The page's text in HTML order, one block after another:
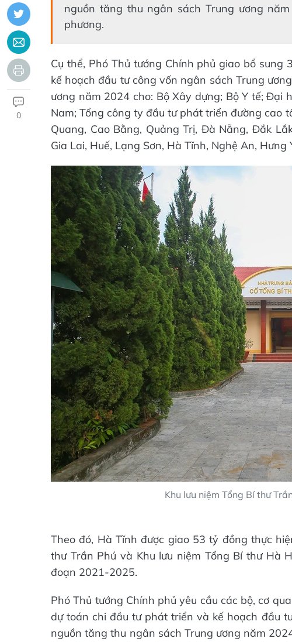
0
nguồn tăng thu ngân sách Trung ương
phương.
Cụ thể, Phó Thủ tướng Chính phủ giao bổ
kế hoạch đầu tư công vốn ngân sách Trung
ương năm 2024 cho: Bộ Xây dựng; Bộ Y tế; Đại
Nam; Tổng công ty đầu tư phát triển đường cao
Quang, Cao Bằng, Quảng Trị, Đà Nẵng, Đắk
Gia Lai, Huế, Lạng Sơn, Hà Tĩnh, Nghệ An, Hưng
Khu lưu niệm Tổng Bí thư
Theo đó, Hà Tĩnh được giao 53 tỷ đồng thực
thư Trần Phú và Khu lưu niệm Tổng Bí thư Hà
đoạn 2021-2025.
Phó Thủ tướng Chính phủ yêu cầu các bộ, cơ
dự toán chi đầu tư phát triển và kế hoạch đầu
nguồn tăng thu ngân sách Trung ương năm